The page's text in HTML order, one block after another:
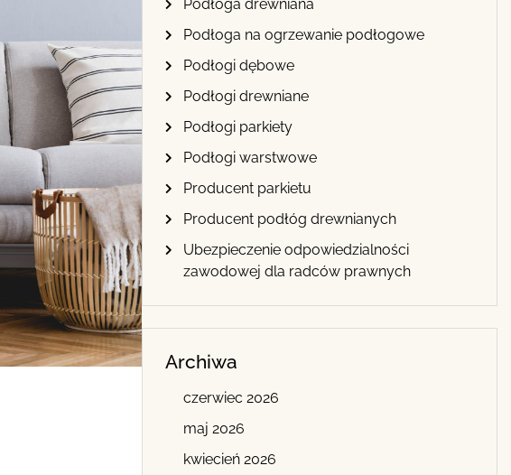
Podłoga drewniana
Podłoga na ogrzewanie podłogowe
Podłogi dębowe
Podłogi drewniane
Podłogi parkiety
Podłogi warstwowe
Producent parkietu
Producent podłóg drewnianych
Ubezpieczenie odpowiedzialności
zawodowej dla radców prawnych
Archiwa
czerwiec 2026
maj 2026
kwiecień 2026